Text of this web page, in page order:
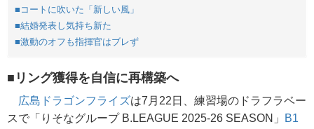
■コートに吹いた「新しい風」
■結婚発表し気持ち新た
■激動のオフも指揮官はブレず
■リング獲得を自信に再構築へ
広島ドラゴンフライズは7月22日、練習場のドラフラベー
スで「りそなグループ B.LEAGUE 2025-26 SEASON」
B1